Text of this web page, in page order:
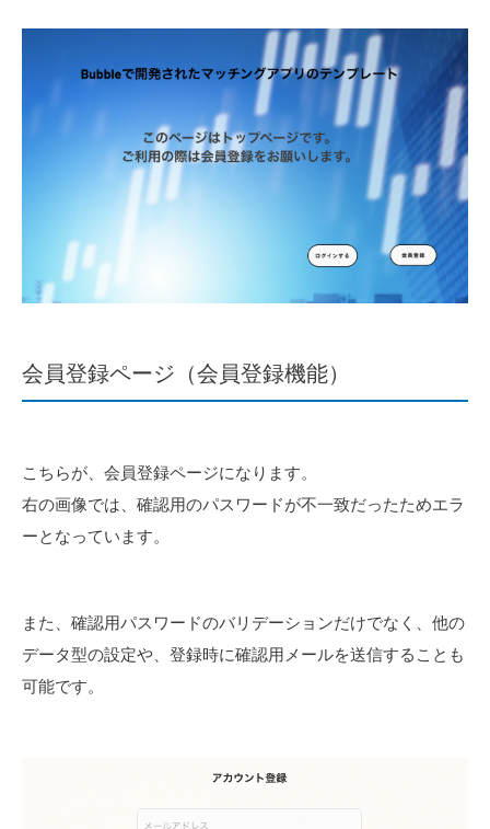
会員登録ページ（会員登録機能）
こちらが、会員登録ページになります。
右の画像では、確認用のパスワードが不一致だったためエラ
ーとなっています。
また、確認用パスワードのバリデーションだけでなく、他の
データ型の設定や、登録時に確認用メールを送信することも
可能です。